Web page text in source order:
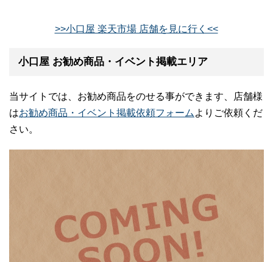
>>小口屋 楽天市場 店舗を見に行く<<
小口屋 お勧め商品・イベント掲載エリア
当サイトでは、お勧め商品をのせる事ができます、店舗様
はお勧め商品・イベント掲載依頼フォーム よりご依頼くだ
さい。